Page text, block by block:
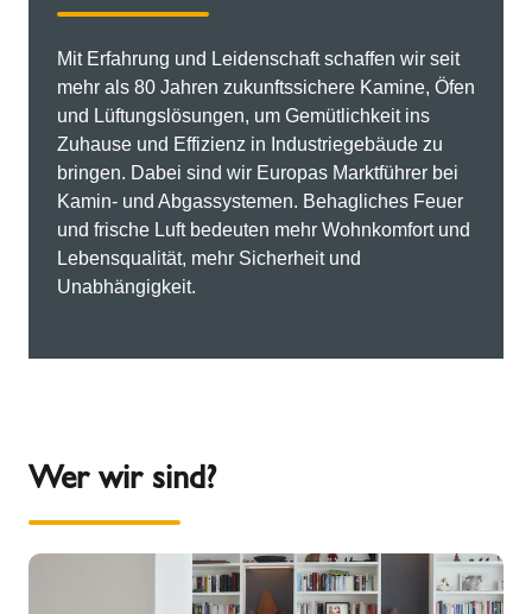
Mit Erfahrung und Leidenschaft schaffen wir seit
mehr als 80 Jahren zukunftssichere Kamine, Öfen
und Lüftungslösungen, um Gemütlichkeit ins
Zuhause und Effizienz in Industriegebäude zu
bringen. Dabei sind wir Europas Marktführer bei
Kamin- und Abgassystemen. Behagliches Feuer
und frische Luft bedeuten mehr Wohnkomfort und
Lebensqualität, mehr Sicherheit und
Unabhängigkeit.
Wer wir sind?